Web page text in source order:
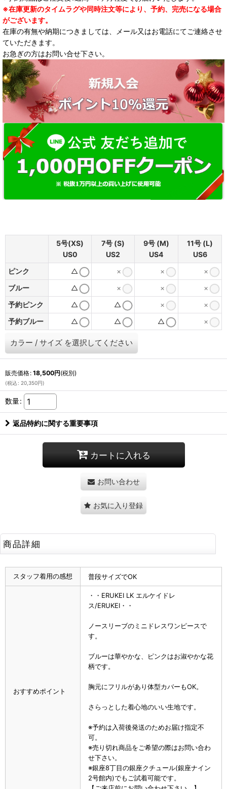
※在庫更新のタイムラグや同時注文等により、予約、完売になる場合
がございます。
在庫の有無や納期につきましては、メール又はお電話にてご連絡させ
ていただきます。
お急ぎの方はお問い合せ下さい。
5号(XS)
US0
7号 (S)
US2
9号 (M)
US4
11号 (L)
US6
ピンク
△ × ×
×
ブルー
△ × ×
×
予約ピンク
△ △ ×
×
予約ブルー
△ △ △ ×
カラー / サイズ を選択してください
販売価格: 18,500円(税別)
(税込 : 20,350円)
数量:
返品特約に関する重要事項
カートに入れる
お問い合わせ
お気に入り登録
商品詳細
スタッフ着用の感想 普段サイズでOK
おすすめポイント
・・ERUKEI LK エルケイドレ
ス/ERUKEI・・
ノースリーブのミニドレスワンピースで
す。
ブルーは華やかな、ピンクはお淑やかな花
柄です。
胸元にフリルがあり体型カバーもOK。
さらっとした着心地のいい生地です。
※予約は入荷後発送のためお届け指定不
可。
※売り切れ商品をご希望の際はお問い合わ
せ下さい。
※銀座8丁目の銀座クチュール(銀座ナイン
2号館内)でもご試着可能です。